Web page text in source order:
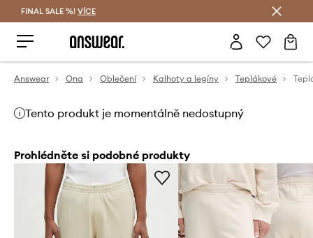
FINAL SALE %! VÍCE
Answear Ona Oblečení Kalhoty a legíny Teplákové
Tento produkt je momentálně nedostupný
Prohlédněte si podobné produkty